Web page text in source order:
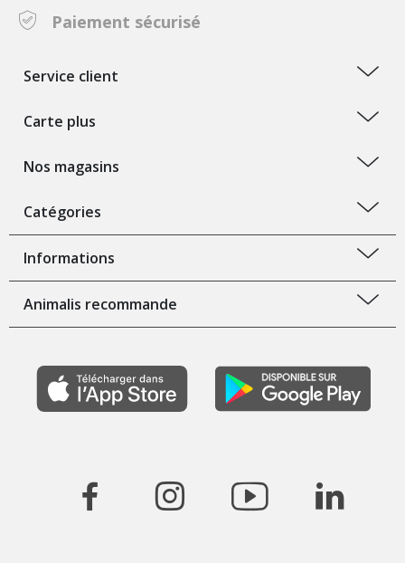
Paiement sécurisé
Service client
Carte plus
Nos magasins
Catégories
Informations
Animalis recommande